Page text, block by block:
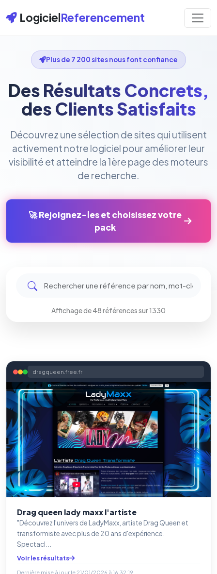
LogicielReferencement
Plus de 7 200 sites nous font confiance
Des Résultats Concrets,
des Clients Satisfaits
Découvrez une sélection de sites qui utilisent
activement notre logiciel pour améliorer leur
visibilité et atteindre la 1ère page des moteurs
de recherche.
🚀 Rejoignez-les et choisissez votre
pack
Affichage de 48 références sur 1330
dragqueen.free.fr
Drag queen lady maxx l'artiste
"Découvrez l'univers de LadyMaxx, artiste Drag Queen et
transformiste avec plus de 20 ans d'expérience.
Spectacl...
Voir les résultats
Dernière mise à jour le 21/01/2026 à 16:32:19